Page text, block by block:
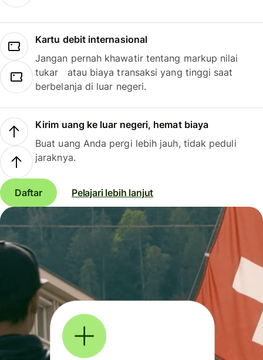
Kartu debit internasional
Jangan pernah khawatir tentang markup nilai
tukar atau biaya transaksi yang tinggi saat
berbelanja di luar negeri.
Kirim uang ke luar negeri, hemat biaya
Buat uang Anda pergi lebih jauh, tidak peduli
jaraknya.
Daftar Pelajari lebih lanjut